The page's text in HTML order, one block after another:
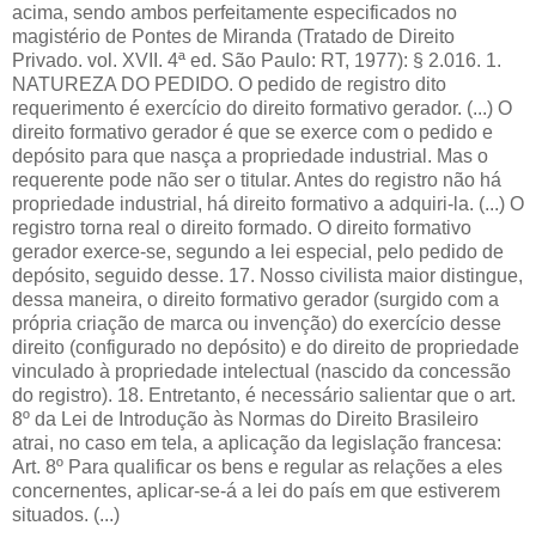
acima, sendo ambos perfeitamente especificados no
magistério de Pontes de Miranda (Tratado de Direito
Privado. vol. XVII. 4ª ed. São Paulo: RT, 1977): § 2.016. 1.
NATUREZA DO PEDIDO. O pedido de registro dito
requerimento é exercício do direito formativo gerador. (...) O
direito formativo gerador é que se exerce com o pedido e
depósito para que nasça a propriedade industrial. Mas o
requerente pode não ser o titular. Antes do registro não há
propriedade industrial, há direito formativo a adquiri-la. (...) O
registro torna real o direito formado. O direito formativo
gerador exerce-se, segundo a lei especial, pelo pedido de
depósito, seguido desse. 17. Nosso civilista maior distingue,
dessa maneira, o direito formativo gerador (surgido com a
própria criação de marca ou invenção) do exercício desse
direito (configurado no depósito) e do direito de propriedade
vinculado à propriedade intelectual (nascido da concessão
do registro). 18. Entretanto, é necessário salientar que o art.
8º da Lei de Introdução às Normas do Direito Brasileiro
atrai, no caso em tela, a aplicação da legislação francesa:
Art. 8º Para qualificar os bens e regular as relações a eles
concernentes, aplicar-se-á a lei do país em que estiverem
situados. (...)